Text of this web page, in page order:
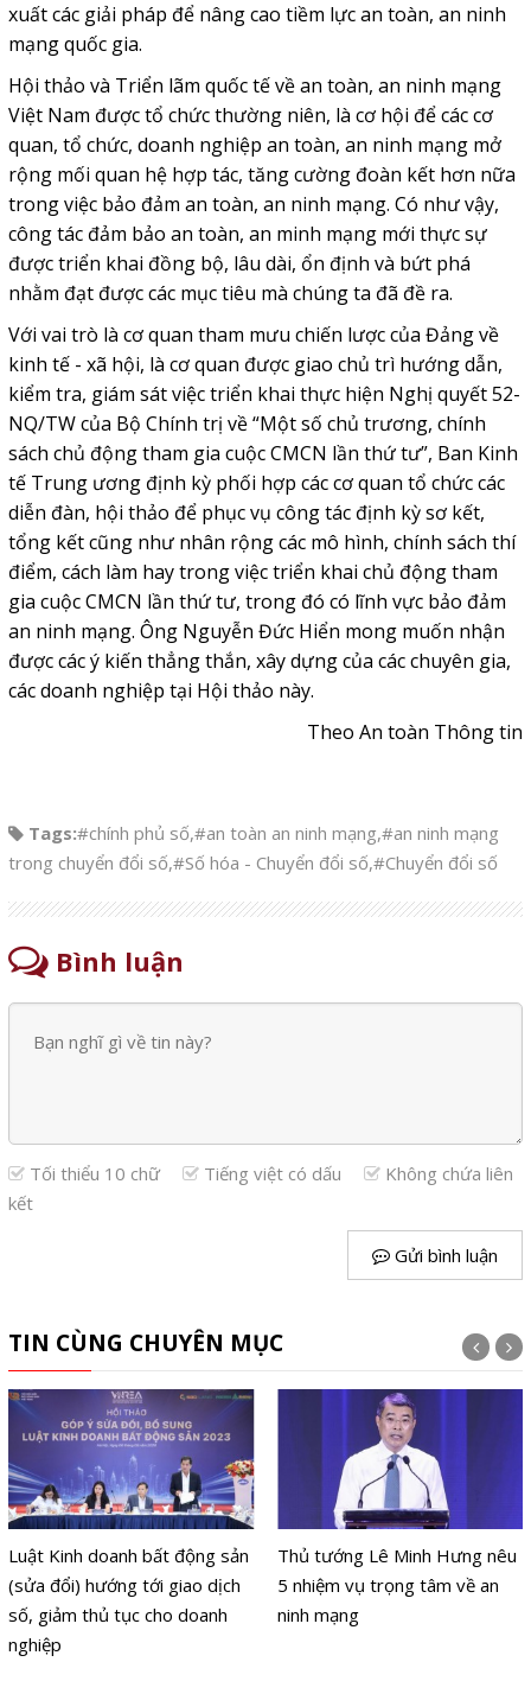
xuất các giải pháp để nâng cao tiềm lực an toàn, an ninh
mạng quốc gia.
Hội thảo và Triển lãm quốc tế về an toàn, an ninh mạng
Việt Nam được tổ chức thường niên, là cơ hội để các cơ
quan, tổ chức, doanh nghiệp an toàn, an ninh mạng mở
rộng mối quan hệ hợp tác, tăng cường đoàn kết hơn nữa
trong việc bảo đảm an toàn, an ninh mạng. Có như vậy,
công tác đảm bảo an toàn, an minh mạng mới thực sự
được triển khai đồng bộ, lâu dài, ổn định và bứt phá
nhằm đạt được các mục tiêu mà chúng ta đã đề ra.
Với vai trò là cơ quan tham mưu chiến lược của Đảng về
kinh tế - xã hội, là cơ quan được giao chủ trì hướng dẫn,
kiểm tra, giám sát việc triển khai thực hiện Nghị quyết 52-
NQ/TW của Bộ Chính trị về “Một số chủ trương, chính
sách chủ động tham gia cuộc CMCN lần thứ tư”, Ban Kinh
tế Trung ương định kỳ phối hợp các cơ quan tổ chức các
diễn đàn, hội thảo để phục vụ công tác định kỳ sơ kết,
tổng kết cũng như nhân rộng các mô hình, chính sách thí
điểm, cách làm hay trong việc triển khai chủ động tham
gia cuộc CMCN lần thứ tư, trong đó có lĩnh vực bảo đảm
an ninh mạng. Ông Nguyễn Đức Hiển mong muốn nhận
được các ý kiến thẳng thắn, xây dựng của các chuyên gia,
các doanh nghiệp tại Hội thảo này.
Theo An toàn Thông tin
Tags:#chính phủ số,#an toàn an ninh mạng,#an ninh mạng
trong chuyển đổi số,#Số hóa - Chuyển đổi số,#Chuyển đổi số
Bình luận
Tối thiểu 10 chữ Tiếng việt có dấu
Không chứa liên
kết
Gửi bình luận
TIN CÙNG CHUYÊN MỤC
Luật Kinh doanh bất động sản
(sửa đổi) hướng tới giao dịch
số, giảm thủ tục cho doanh
nghiệp
Thủ tướng Lê Minh Hưng nêu
5 nhiệm vụ trọng tâm về an
ninh mạng